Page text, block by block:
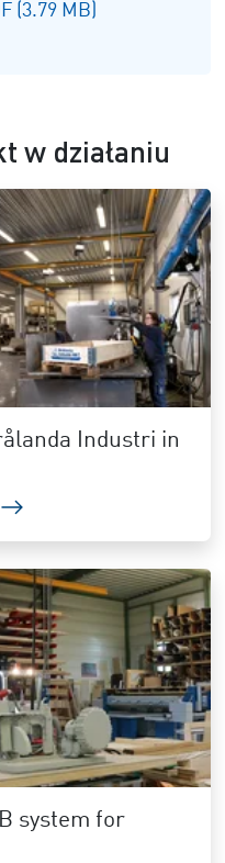
(3.79 MB)
w działaniu
Industri in
system for